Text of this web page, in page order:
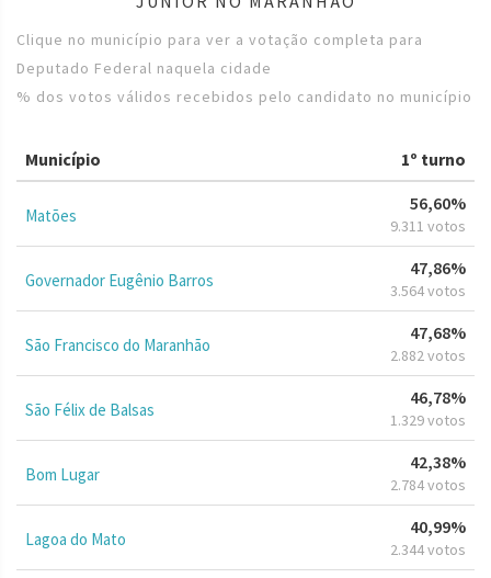
Clique no município para ver a votação completa para
Deputado Federal naquela cidade
% dos votos válidos recebidos pelo candidato no município
Município 1º turno
Matões
56,60%
9.311 votos
Governador Eugênio Barros
47,86%
3.564 votos
São Francisco do Maranhão
47,68%
2.882 votos
São Félix de Balsas
46,78%
1.329 votos
Bom Lugar
42,38%
2.784 votos
Lagoa do Mato
40,99%
2.344 votos